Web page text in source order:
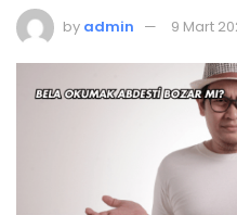
by admin 9 Mart